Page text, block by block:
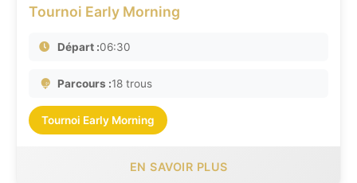
Tournoi Early Morning
Départ :06:30
Parcours :18 trous
Tournoi Early Morning
EN SAVOIR PLUS